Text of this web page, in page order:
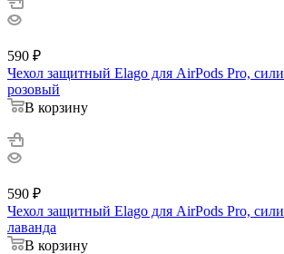
590 ₽
Чехол защитный Elago для AirPods Pro,
розовый
В корзину
590 ₽
Чехол защитный Elago для AirPods Pro,
лаванда
В корзину